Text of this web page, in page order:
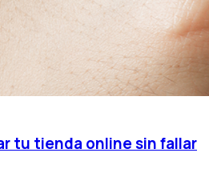
tu tienda online sin fallar